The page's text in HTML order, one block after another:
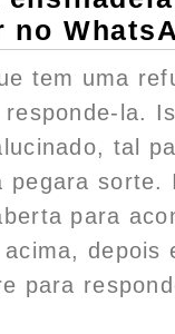
no
tem uma
la.
tal
pegara sorte.
para
depois
para